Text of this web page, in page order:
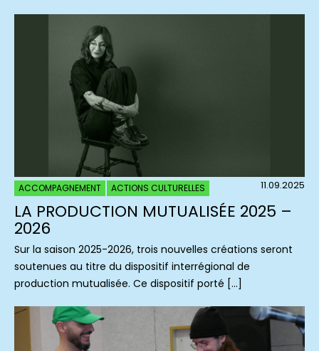
ACCOMPAGNEMENT ACTIONS CULTURELLES 11.09.2025
LA PRODUCTION MUTUALISÉE 2025 –
2026
Sur la saison 2025-2026, trois nouvelles créations seront
soutenues au titre du dispositif interrégional de
production mutualisée. Ce dispositif porté […]